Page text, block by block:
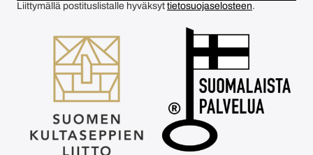
Liittymällä postituslistalle hyväksyt tietosuojaselosteen.